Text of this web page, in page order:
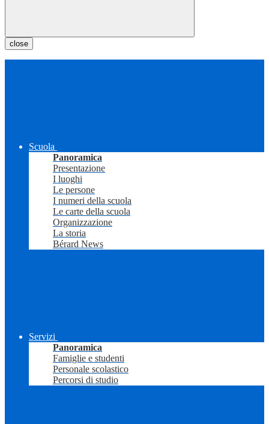
close
Scuola
Panoramica
Presentazione
I luoghi
Le persone
I numeri della scuola
Le carte della scuola
Organizzazione
La storia
Bérard News
Servizi
Panoramica
Famiglie e studenti
Personale scolastico
Percorsi di studio